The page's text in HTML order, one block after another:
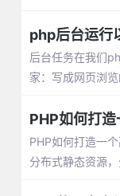
php后台运行
后台任务在我们
家：写成网页浏
PHP如何打造
PHP如何打造一
分布式静态资源